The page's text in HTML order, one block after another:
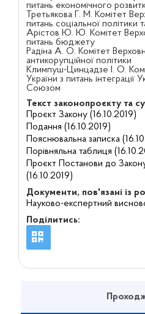
питань економічного
Третьякова Г. М. Комітет
питань соціальної політики
Арістов Ю. Ю. Комітет
питань бюджету
Радіна А. О. Комітет
антикорупційної політики
Климпуш-Цинцадзе І. О.
України з питань інтеграції
Союзом
Текст законопроєкту та
Проєкт Закону (16.10.2019)
Подання (16.10.2019)
Пояснювальна записка
Порівняльна таблиця
Проєкт Постанови до
(16.10.2019)
Документи, пов'язані із
Науково-експертний
Поділитись: